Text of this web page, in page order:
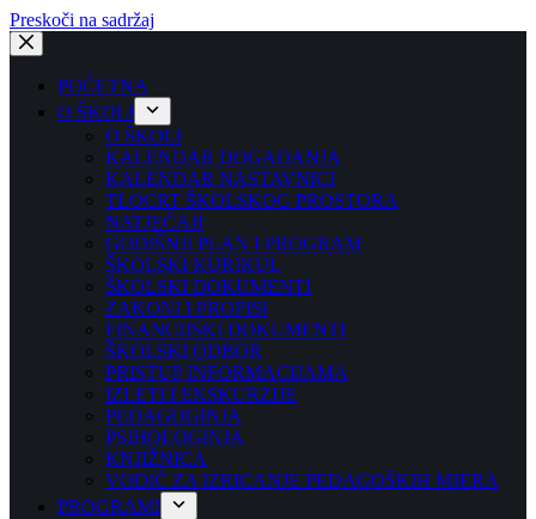
Preskoči na sadržaj
POČETNA
O ŠKOLI
O ŠKOLI
KALENDAR DOGAĐANJA
KALENDAR NASTAVNICI
TLOCRT ŠKOLSKOG PROSTORA
NATJEČAJI
GODIŠNJI PLAN I PROGRAM
ŠKOLSKI KURIKUL
ŠKOLSKI DOKUMENTI
ZAKONI I PROPISI
FINANCIJSKI DOKUMENTI
ŠKOLSKI ODBOR
PRISTUP INFORMACIJAMA
IZLETI I EKSKURZIJE
PEDAGOGINJA
PSIHOLOGINJA
KNJIŽNICA
VODIČ ZA IZRICANJE PEDAGOŠKIH MJERA
PROGRAMI